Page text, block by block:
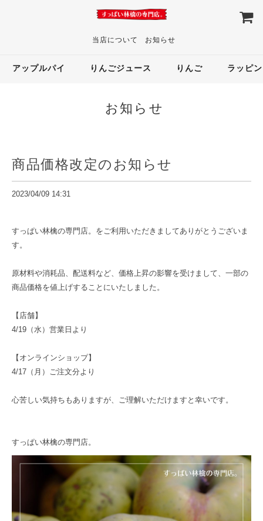
当店について お知らせ
アップルパイ りんごジュース りんご ラッピ
お知らせ
商品価格改定のお知らせ
2023/04/09 14:31
すっぱい林檎の専門店。をご利用いただきましてありがとうございま
す。
原材料や消耗品、配送料など、価格上昇の影響を受けまして、一部の
商品価格を値上げすることにいたしました。
【店舗】
4/19（水）営業日より
【オンラインショップ】
4/17（月）ご注文分より
心苦しい気持ちもありますが、ご理解いただけますと幸いです。
すっぱい林檎の専門店。